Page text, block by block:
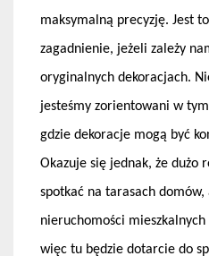
maksymalną precyzję. Jest
zagadnienie, jeżeli zależy
oryginalnych dekoracjach.
jesteśmy zorientowani w
gdzie dekoracje mogą być
Okazuje się jednak, że dużo
spotkać na tarasach
nieruchomości
więc tu będzie dotarcie do